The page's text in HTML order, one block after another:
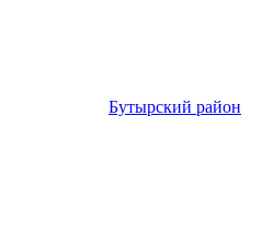
Бутырский район